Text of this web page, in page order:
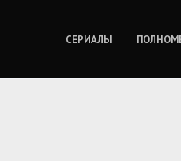
СЕРИАЛЫ